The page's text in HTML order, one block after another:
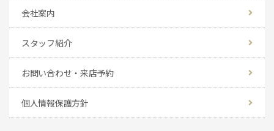
会社案内
スタッフ紹介
お問い合わせ・来店予約
個人情報保護方針